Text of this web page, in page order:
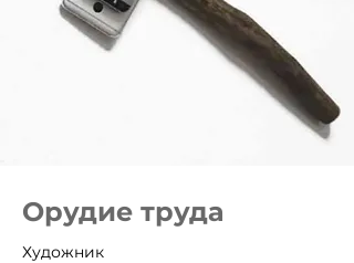
Орудие труда
Художник